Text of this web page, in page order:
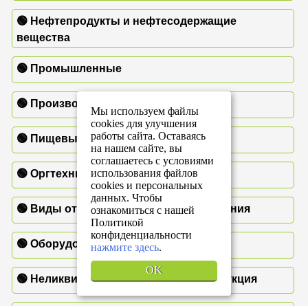
🟢 Нефтепродукты и нефтесодержащие
вещества
🟢 Промышленные
🟢 Производственные
🟢 Пищевые
🟢 Оргтехника
🟢 Виды отходов по месту возникновения
🟢 Оборудование
🟢 Неликвидная и просроченная продукция
Мы используем файлы
cookies для улучшения
работы сайта. Оставаясь
на нашем сайте, вы
соглашаетесь с условиями
использования файлов
cookies и персональных
данных. Чтобы
ознакомиться с нашей
Политикой
конфиденциальности
нажмите здесь.
OK